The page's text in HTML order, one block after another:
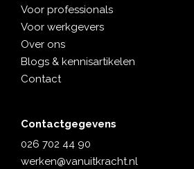
Voor professionals
Voor werkgevers
Over ons
Blogs & kennisartikelen
Contact
Contactgegevens
026 702 44 90
werken@vanuitkracht.nl